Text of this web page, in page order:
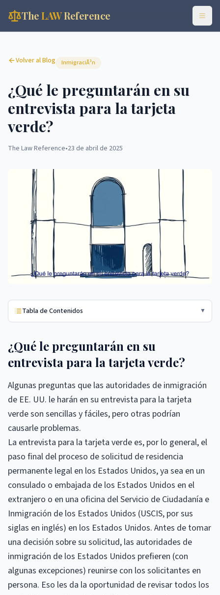
TheLAWReference
Volver al Blog InmigraciÃ³n
¿Qué le preguntarán en su
entrevista para la tarjeta
verde?
The Law Reference•23 de abril de 2025
Tabla de Contenidos ▼
¿Qué le preguntarán en su
entrevista para la tarjeta verde?
Algunas preguntas que las autoridades de inmigración
de EE. UU. le harán en su entrevista para la tarjeta
verde son sencillas y fáciles, pero otras podrían
causarle problemas.
La entrevista para la tarjeta verde es, por lo general, el
paso final del proceso de solicitud de residencia
permanente legal en los Estados Unidos, ya sea en un
consulado o embajada de los Estados Unidos en el
extranjero o en una oficina del Servicio de Ciudadanía e
Inmigración de los Estados Unidos (USCIS, por sus
siglas en inglés) en los Estados Unidos. Antes de tomar
una decisión sobre su solicitud, las autoridades de
inmigración de los Estados Unidos prefieren (con
algunas excepciones) reunirse con los solicitantes en
persona. Eso les da la oportunidad de revisar todos los